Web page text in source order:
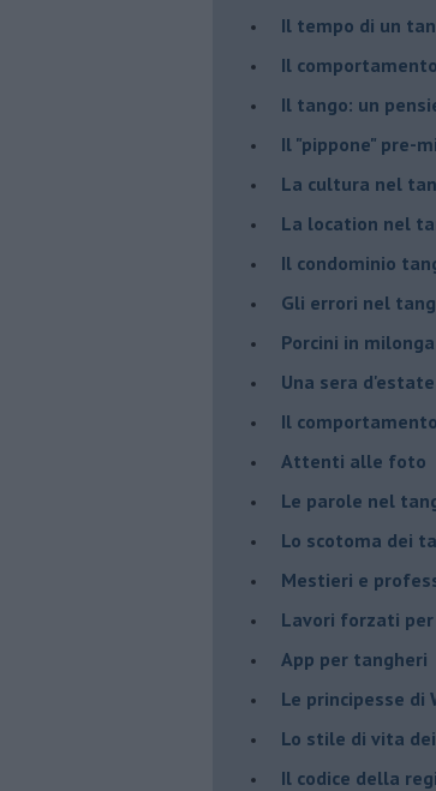
Il tempo di un
Il
Il tango: un
Il "pippone" pre-
La cultura nel
La location nel
Il condominio
Gli errori nel
Porcini in milonga
Una sera
Il
Attenti alle foto
Le parole nel
Lo scotoma dei
Mestieri e
Lavori forzati
App per tangheri
Le principesse
Lo stile di vita
Il codice della